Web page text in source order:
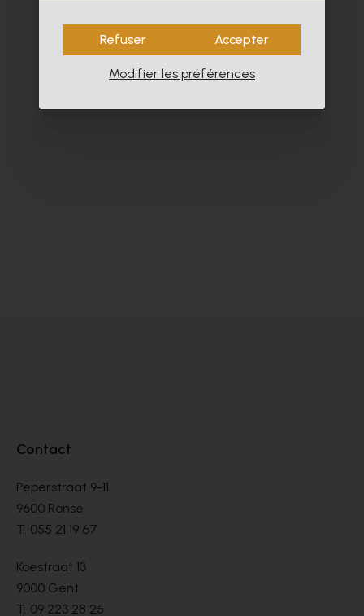
Contact
Peperstraat 9-11
9600 Ronse
T. 055 21 19 67
Koestraat 13
9000 Gent
T. 09 223 28 25
Refuser Accepter
Modifier les préférences